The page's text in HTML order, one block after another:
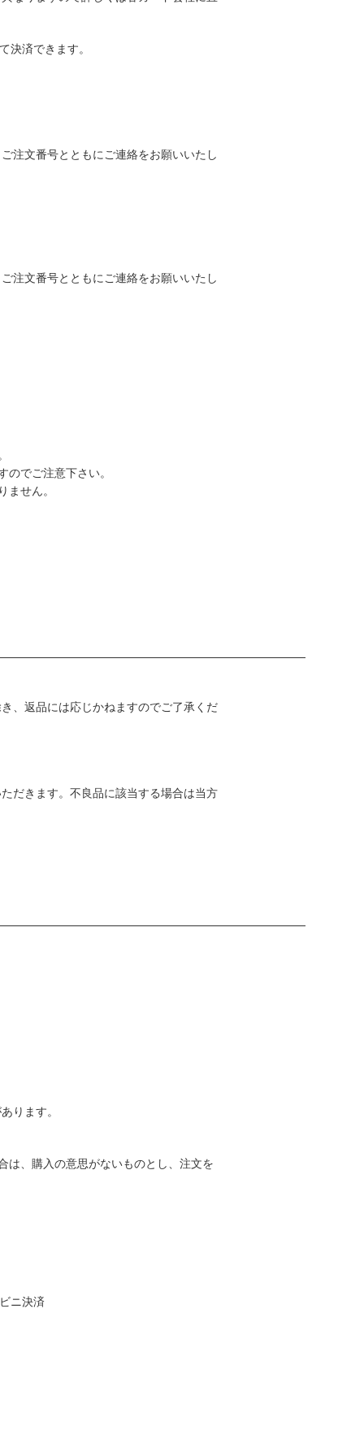
決済できます。
注文番号とともにご連絡をお願いいたし
注文番号とともにご連絡をお願いいたし
でご注意下さい。
せん。
、返品には応じかねますのでご了承くだ
だきます。不良品に該当する場合は当方
ります。
は、購入の意思がないものとし、注文を
ニ決済